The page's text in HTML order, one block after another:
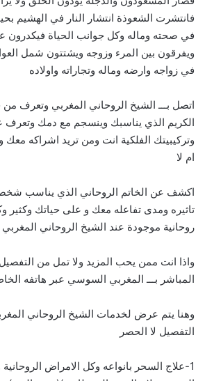
فانتشرت الشعوذة انتشار النار في الهشيم
في صحته وماله وكل جوانب الحياة فيكدرون
ويفرقون بين المرء وزوجه ويشتتون شمل
في زواجه وارضه وماله وتجاراته واولاده
اتصل بـــ الشيخ الروحاني المغربي وتعرف
الكريم الذي يناسبك وينسجم مع دمك
وتركيبيتك الفلكية انت ومن تريد اشراكه
ام لا
اكشف عن الخاتم الروحاني الذي يناسب
تاثيره ومدى تفاعله معك و على حياتك وكثير
روحانية موجودة عند الشيخ الروحاني
واذا انت ممن يحب المزيد ولا تمل من
المباشر بـــ المغربي السوسي عبر هاتفه
وهنا يتم عرض لخدمات الشيخ الروحاني
التفصيل لا الحصر
1-علاج السحر بانواعه وكل الامراض